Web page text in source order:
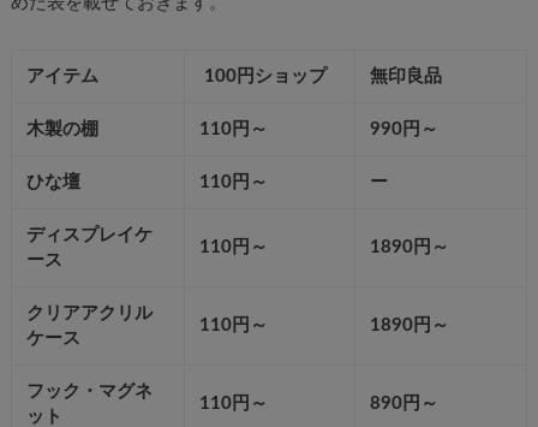
アイテム 100円ショップ 無印良品
木製の棚 110円～ 990円～
ひな壇 110円～ ー
ディスプレイケ
ース
110円～ 1890円～
クリアアクリル
ケース
110円～ 1890円～
フック・マグネ
ット
110円～ 890円～